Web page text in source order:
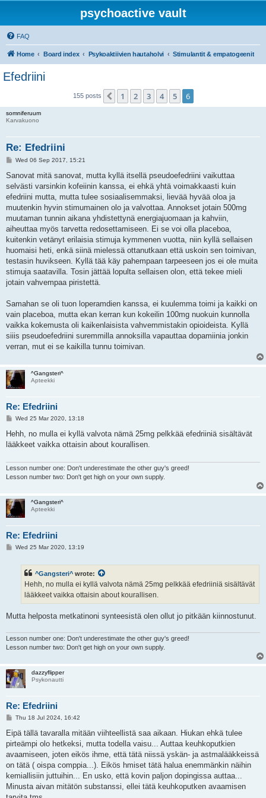
psychoactive vault
FAQ
Home Board index Psykoaktiivien hautaholvi Stimulantit & empatogeenit
Efedriini
155 posts Previous
1 2 3 4 5 6
somniferuum
Karvakuono
Re: Efedriini
P
s
Wed 06 Sep 2017, 15:21
Sanovat mitä sanovat, mutta kyllä itsellä pseudoefedriini vaikuttaa
selvästi varsinkin kofeiinin kanssa, ei ehkä yhtä voimakkaasti kuin
efedriini mutta, mutta tulee sosiaalisemmaksi, lievää hyvää oloa ja
muutenkin hyvin stimumainen olo ja valvottaa. Annokset jotain 500mg
muutaman tunnin aikana yhdistettynä energiajuomaan ja kahviin,
aiheuttaa myös tarvetta redosettamiseen. Ei se voi olla placeboa,
kuitenkin vetänyt erilaisia stimuja kymmenen vuotta, niin kyllä sellaisen
huomaisi heti, enkä siinä mielessä ottanutkaan että uskoin sen toimivan,
testasin huvikseen. Kyllä tää käy pahempaan tarpeeseen jos ei ole muita
stimuja saatavilla. Tosin jättää lopulta sellaisen olon, että tekee mieli
jotain vahvempaa piristettä.
Samahan se oli tuon loperamdien kanssa, ei kuulemma toimi ja kaikki on
vain placeboa, mutta ekan kerran kun kokeilin 100mg nuokuin kunnolla
vaikka kokemusta oli kaikenlaisista vahvemmistakin opioideista. Kyllä
siiis pseudoefedriini suremmilla annoksilla vapauttaa dopamiinia jonkin
verran, mut ei se kaikilla tunnu toimivan.
^Gangsteri^
Apteekki
Re: Efedriini
P
s
Wed 25 Mar 2020, 13:18
Hehh, no mulla ei kyllä valvota nämä 25mg pelkkää efedriiniä sisältävät
lääkkeet vaikka ottaisin about kourallisen.
Lesson number one: Don't underestimate the other guy's greed!
Lesson number two: Don't get high on your own supply.
^Gangsteri^
Apteekki
Re: Efedriini
PWed 25 Mar 2020, 13:19
^Gangsteri^ wrote:
Hehh, no mulla ei kyllä valvota nämä 25mg pelkkää efedriiniä sisältävät
lääkkeet vaikka ottaisin about kourallisen.
Mutta helposta metkatinoni synteesistä olen ollut jo pitkään kiinnostunut.
Lesson number one: Don't underestimate the other guy's greed!
Lesson number two: Don't get high on your own supply.
dazzyflipper
Psykonautti
Re: Efedriini
P
s
t
Thu 18 Jul 2024, 16:42
Eipä tällä tavaralla mitään viihteellistä saa aikaan. Hiukan ehkä tulee
pirteämpi olo hetkeksi, mutta todella vaisu... Auttaa keuhkoputkien
avaamiseen, joten eikös ihme, että tätä niissä yskän- ja astmalääkkeissä
on tätä ( oispa comppia...). Eikös hmiset tätä halua enemmänkin näihin
kemiallisiin juttuihin... En usko, että kovin paljon dopingissa auttaa...
Minusta aivan mitätön substanssi, ellei tätä keuhkoputken avaamisen